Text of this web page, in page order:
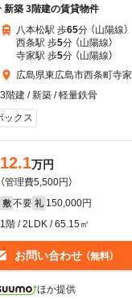
新築 3階建の賃貸物件
八本松駅 歩65分 （山陽線）
西条駅 歩5分 （山陽線）
寺家駅 歩5分 （山陽線）
広島県東広島市西条町寺家
3階建 / 新築 / 軽量鉄骨
ックス
12.1万円
（管理費5,500円）
敷 不要 礼 150,000円
1階 / 2LDK / 65.15㎡
お問い合わせ （無料）
ほか提供